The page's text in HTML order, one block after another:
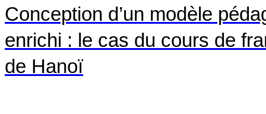
Conception d’un modèle
enrichi : le cas du cours de
de Hanoï